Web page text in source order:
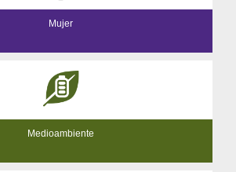
Mujer
Medioambiente